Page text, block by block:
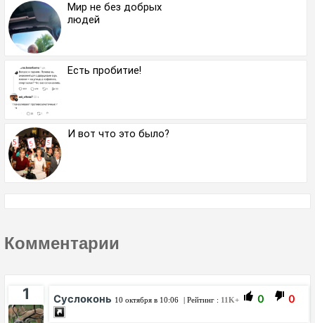
Мир не без добрых
людей
Есть пробитие!
И вот что это было?
Комментарии
1 Суслоконь 10 октября в 10:06 | Рейтинг : 11K+ 0 0